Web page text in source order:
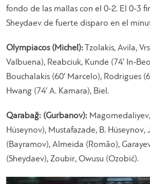
fondo de las mallas con el 0-2. El 0-3
Sheydaev de fuerte disparo en el
Olympiacos (Michel): Tzolakis, Avila,
Valbuena), Reabciuk, Kunde (74′ In-
Bouchalakis (60′ Marcelo), Rodrigues
Hwang (74′ A. Kamara), Biel.
Qarabağ: (Gurbanov):
Hüseynov), Mustafazade, B. Hüseynov,
(Bayramov), Almeida (Romão),
(Sheydaev), Zoubir, Owusu (Ozobić).